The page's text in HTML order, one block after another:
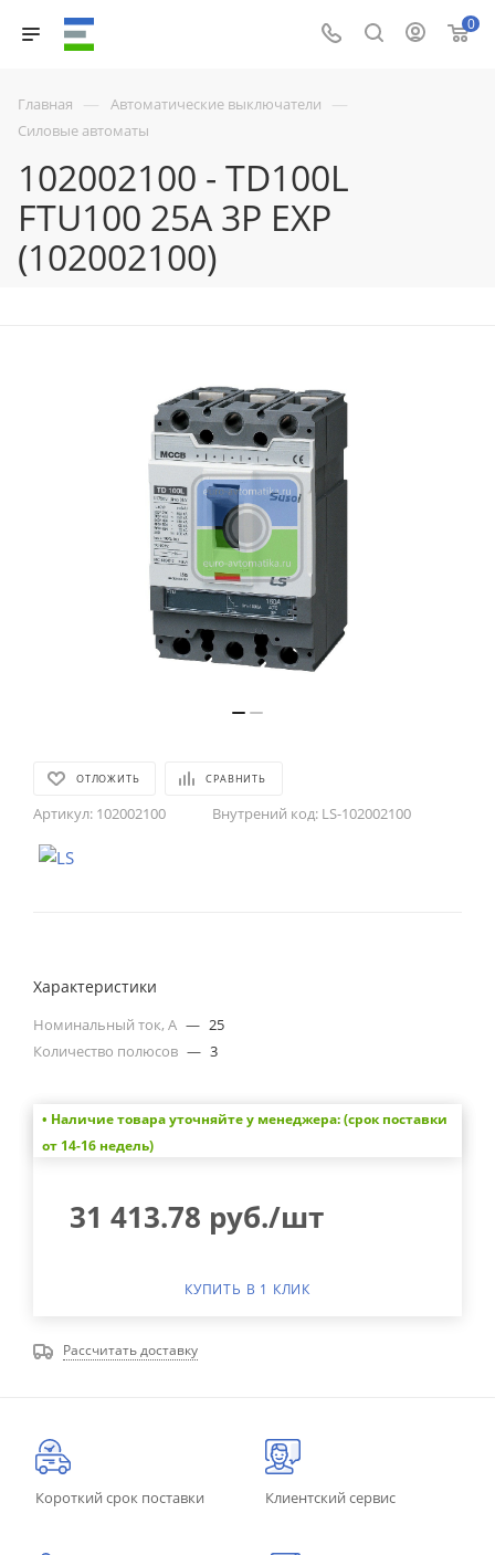
0
Главная — Автоматические выключатели —
Силовые автоматы
102002100 - TD100L
FTU100 25A 3P EXP
(102002100)
ОТЛОЖИТЬ СРАВНИТЬ
Артикул: 102002100 Внутрений код: LS-102002100
Характеристики
Номинальный ток, А — 25
Количество полюсов — 3
• Наличие товара уточняйте у менеджера: (срок поставки
от 14-16 недель)
31 413.78 руб./шт
КУПИТЬ В 1 КЛИК
Рассчитать доставку
Короткий срок поставки Клиентский сервис